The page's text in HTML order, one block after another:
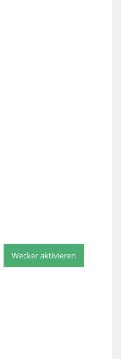
Wecker aktivieren